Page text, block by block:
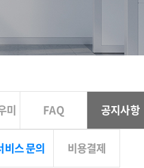
미 FAQ 공지사항
비스 문의 비용결제